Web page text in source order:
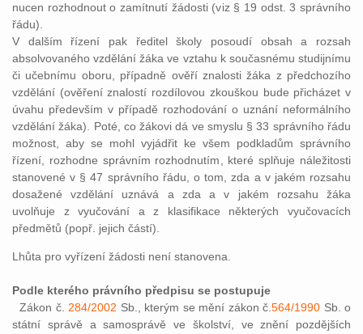
nucen rozhodnout o zamítnutí žádosti (viz § 19 odst. 3 správního
řádu).
V dalším řízení pak ředitel školy posoudí obsah a rozsah
absolvovaného vzdělání žáka ve vztahu k současnému studijnímu
či učebnímu oboru, případně ověří znalosti žáka z předchozího
vzdělání (ověření znalostí rozdílovou zkouškou bude přicházet v
úvahu především v případě rozhodování o uznání neformálního
vzdělání žáka). Poté, co žákovi dá ve smyslu § 33 správního řádu
možnost, aby se mohl vyjádřit ke všem podkladům správního
řízení, rozhodne správním rozhodnutím, které splňuje náležitosti
stanovené v § 47 správního řádu, o tom, zda a v jakém rozsahu
dosažené vzdělání uznává a zda a v jakém rozsahu žáka
uvolňuje z vyučování a z klasifikace některých vyučovacích
předmětů (popř. jejich částí).
Lhůta pro vyřízení žádosti není stanovena.
Podle kterého právního předpisu se postupuje
Zákon č. 284/2002 Sb., kterým se mění zákon č. 564/1990 Sb. o
státní správě a samosprávě ve školství, ve znění pozdějších